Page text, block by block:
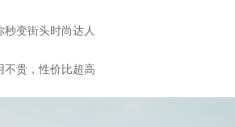
秒变街头时尚达人
不贵，性价比超高